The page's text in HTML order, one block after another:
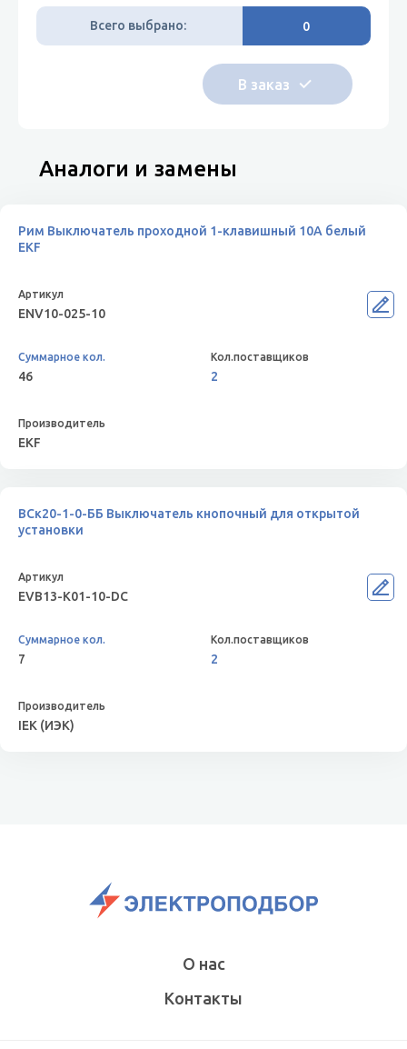
Всего выбрано: 0
Аналоги и замены
Рим Выключатель проходной 1-клавишный 10А белый
EKF
ENV10-025-10
46 2
EKF
ВСк20-1-0-ББ Выключатель кнопочный для открытой
установки
EVB13-K01-10-DC
7 2
IEK (ИЭК)
О нас
Контакты